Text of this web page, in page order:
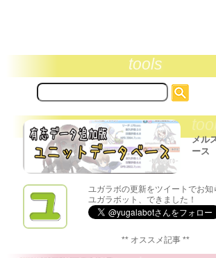
tools
サ
イ
内
検
索:
メル
ース
ユガラボの更新をツイートでお知
ユガラボット、できました！
** オススメ記事 **